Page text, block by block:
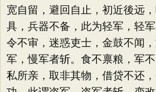
宽自留，避回自止，初近後远
具，兵器不备，此为轻军，轻
令不审，迷惑吏士，金鼓不闻
军，慢军者斩。食不禀粮，军
私所亲，取非其物，借贷不还